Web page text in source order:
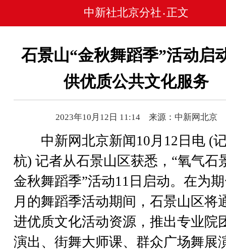
中新社北京分社 • 正文
石景山“金秋舞蹈季”活动启
供优质公共文化服务
2023年10月12日 11:14 来源：中新网北京
中新网北京新闻10月12日电 (
杭) 记者从石景山区获悉，“氧气石
金秋舞蹈季”活动11日启动。在为
月的舞蹈季活动期间，石景山区将
进优质文化活动资源，推出专业院
演出、街舞大师课、群众广场舞展